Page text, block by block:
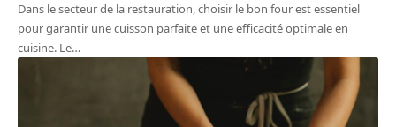
Dans le secteur de la restauration, choisir le bon four est essentiel
pour garantir une cuisson parfaite et une efficacité optimale en
cuisine. Le…